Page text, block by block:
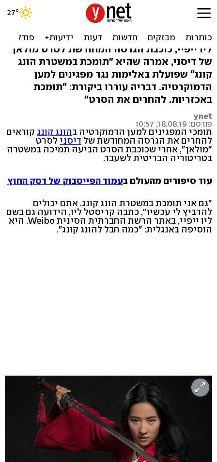
מולאן ודיסני מסתבכים עם
ליו ייפיי, כוכבת הגרסה המחודשת לסרט מולאן
של דיסני, אמרה שהיא "תומכת במשטרת הונג
קונג" שפועלת באלימות נגד מפגינים למען
הדמוקרטיה. דבריה עוררו ביקורת: "תומכת
באכזריות. להחרים את הסרט"
ynet
פורסם: 18.08.19, 10:57
תומכי המפגינים למען הדמוקרטיה בהונג קונג קוראים
להחרים את הגרסה המחודשת של דיסני לסרט
"מולאן", אחרי שכוכבת הסרט הביעה תמיכה במשטרה
בטריטוריה הבריטית לשעבר.
עוד סיפורים מהעולם בעמוד הפייסבוק של דסק החוץ
"גם אני תומכת במשטרת הונג קונג. אתם יכולים
להרביץ לי עכשיו", כתבה קריסטל ליו, הידועה גם בשם
ליו ייפיי, באתר הרשת החברתית הסינית Weibo. היא
הוסיפה באנגלית: "כמה חבל להונג קונג".